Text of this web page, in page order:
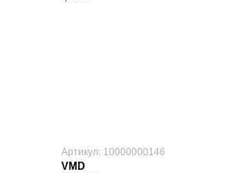
Артикул: 10000000146
VMD